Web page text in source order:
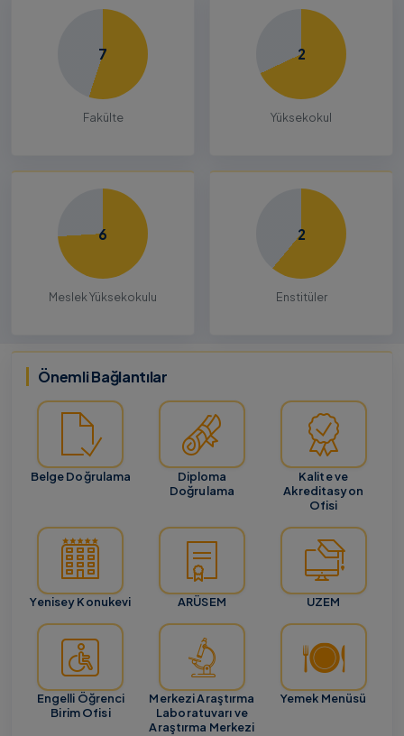
7
Fakülte
2
Yüksekokul
6
Meslek Yüksekokulu
2
Enstitüler
Önemli Bağlantılar
Belge Doğrulama
Diploma
Doğrulama
Kalite ve
Akreditasyon
Ofisi
Yenisey Konukevi ARÜSEM UZEM
Engelli Öğrenci
Birim Ofisi
Merkezi Araştırma
Laboratuvarı ve
Araştırma Merkezi
Yemek Menüsü